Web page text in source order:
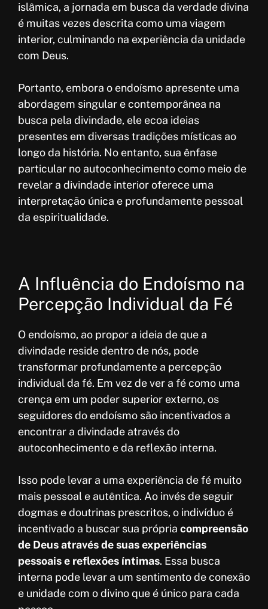
islâmica, a jornada em busca da verdade divina
é muitas vezes descrita como uma viagem
interior, culminando na experiência da unidade
com Deus.
Portanto, embora o endoísmo apresente uma
abordagem singular e contemporânea na
busca pela divindade, ele ecoa ideias
presentes em diversas tradições místicas ao
longo da história. No entanto, sua ênfase
particular no autoconhecimento como meio de
revelar a divindade interior oferece uma
interpretação única e profundamente pessoal
da espiritualidade.
A Influência do Endoísmo na
Percepção Individual da Fé
O endoísmo, ao propor a ideia de que a
divindade reside dentro de nós, pode
transformar profundamente a percepção
individual da fé. Em vez de ver a fé como uma
crença em um poder superior externo, os
seguidores do endoísmo são incentivados a
encontrar a divindade através do
autoconhecimento e da reflexão interna.
Isso pode levar a uma experiência de fé muito
mais pessoal e autêntica. Ao invés de seguir
dogmas e doutrinas prescritos, o indivíduo é
incentivado a buscar sua própria compreensão
de Deus através de suas experiências
pessoais e reflexões íntimas. Essa busca
interna pode levar a um sentimento de conexão
e unidade com o divino que é único para cada